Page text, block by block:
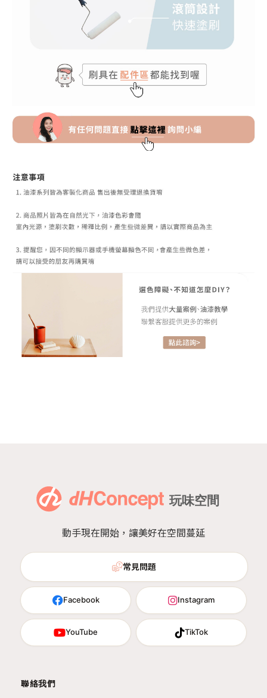
動手現在開始，讓美好在空間蔓延
常見問題
Facebook Instagram
YouTube TikTok
聯絡我們